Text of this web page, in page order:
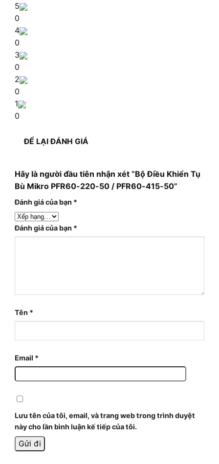
5
0
4
0
3
0
2
0
1
0
ĐỂ LẠI ĐÁNH GIÁ
Hãy là người đầu tiên nhận xét “Bộ Điều Khiển Tụ
Bù Mikro PFR60-220-50 / PFR60-415-50”
Đánh giá của bạn *
Đánh giá của bạn *
Tên *
Email *
Lưu tên của tôi, email, và trang web trong trình duyệt
này cho lần bình luận kế tiếp của tôi.